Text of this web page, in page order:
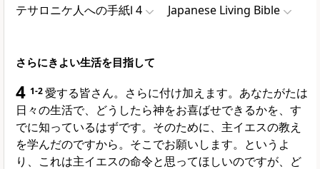
テサロニケ人への手紙Ⅰ 4 Japanese Living Bible
さらにきよい生活を目指して
4 1-2愛する皆さん。さらに付け加えます。あなたがたは
日々の生活で、どうしたら神をお喜ばせできるかを、す
でに知っているはずです。そのために、主イエスの教え
を学んだのですから。そこでお願いします。というよ
り、これは主イエスの命令と思ってほしいのですが、ど